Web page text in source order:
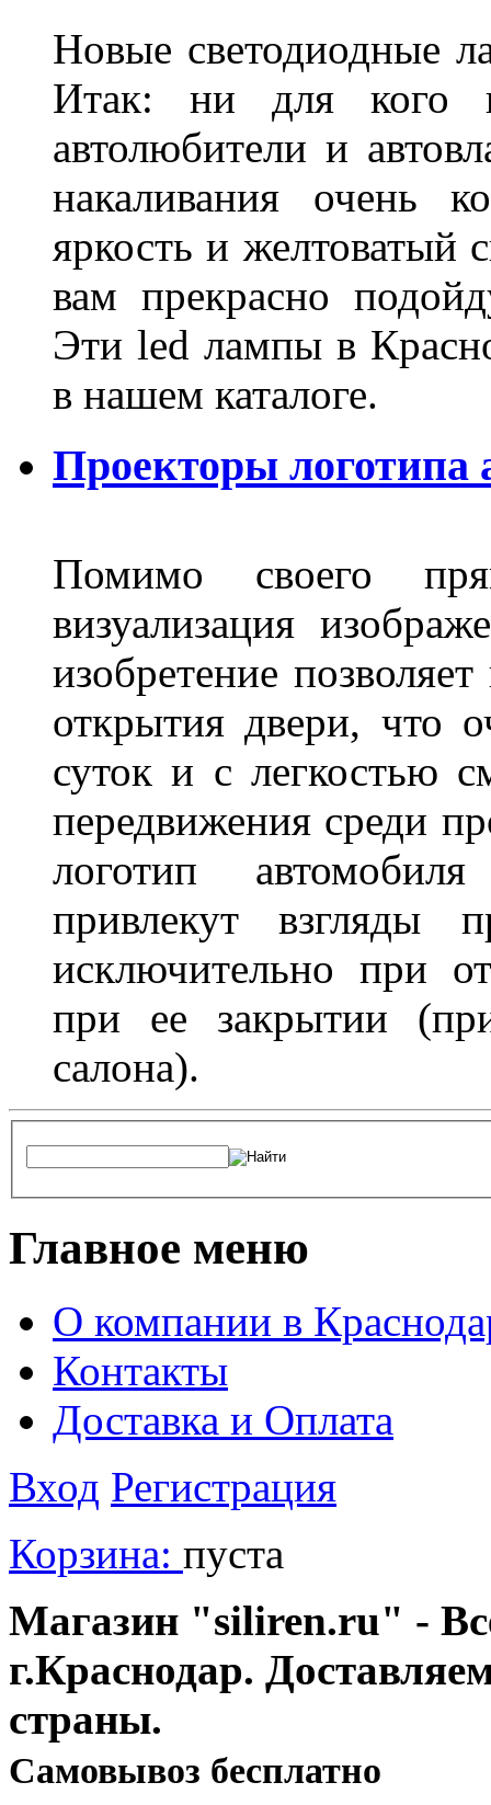
Новые светодиодные
Итак: ни для кого
автолюбители и
накаливания очень
яркость и желтоватый
вам прекрасно
Эти led лампы в
в нашем каталоге.
Проекторы логотипа
Помимо своего
визуализация
изобретение
открытия двери, что
суток и с легкостью
передвижения среди
логотип
привлекут взгляды
исключительно при
при ее закрытии
салона).
Главное меню
О компании в
Контакты
Доставка и Оплата
Вход Регистрация
Корзина: пуста
Магазин "siliren.ru" -
г.Краснодар.
страны.
Cамовывоз бесплатно